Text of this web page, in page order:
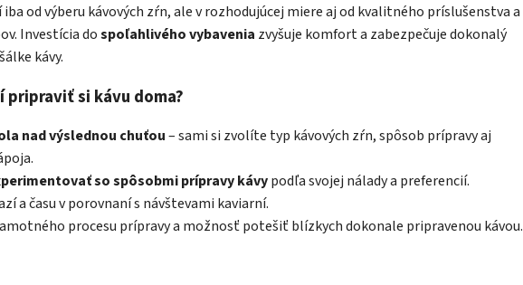
od výberu kávových zŕn, ale v rozhodujúcej miere aj od kvalitného príslušenstva a
Investícia dospoľahlivého vybavenia zvyšuje komfort a zabezpečuje dokonalý
kávy.
pripraviť si kávu doma?
nad výslednou chuťou– sami si zvolíte typ kávových zŕn, spôsob prípravy aj
so spôsobmi prípravy kávypodľa svojej nálady a preferencií.
a času v porovnaní s návštevami kaviarní.
procesu prípravy a možnosť potešiť blízkych dokonale pripravenou kávou.